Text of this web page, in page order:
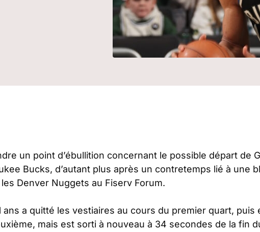
un point d’ébullition concernant le possible départ de
Bucks, d’autant plus après un contretemps lié à une
Denver Nuggets au Fiserv Forum.
ans a quitté les vestiaires au cours du premier quart, puis
mais est sorti à nouveau à 34 secondes de la fin